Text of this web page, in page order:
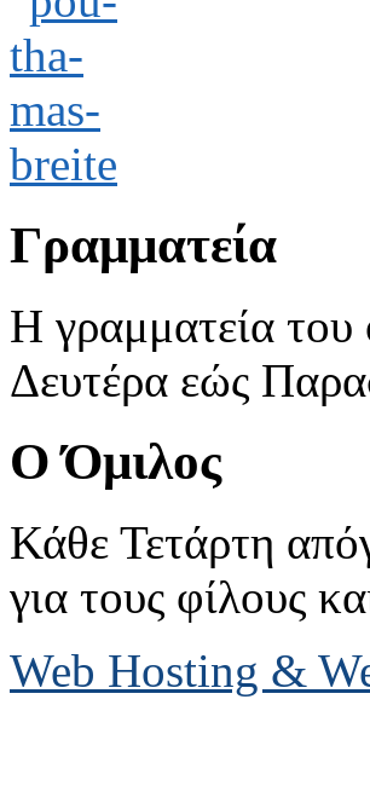
Γραμματεία
Η γραμματεία του
Δευτέρα εώς
Ο Όμιλος
Κάθε Τετάρτη
για τους φίλους
Web Hosting &